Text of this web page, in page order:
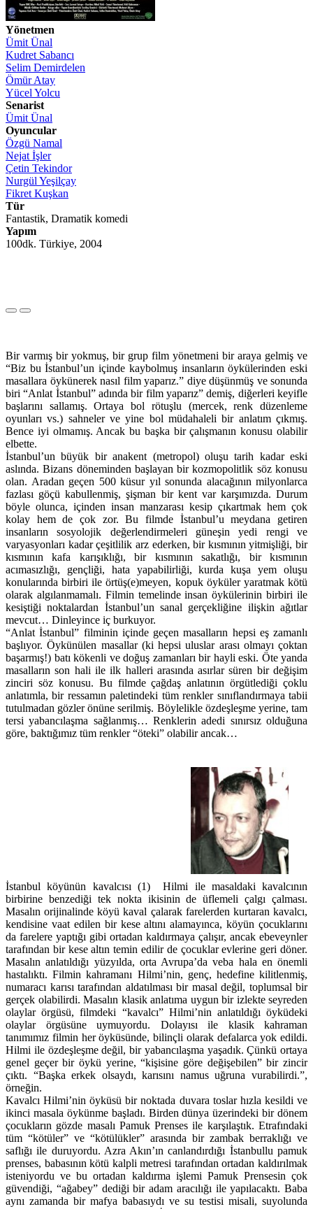
Yönetmen
Ümit Ünal
Kudret Sabancı
Selim Demirdelen
Ömür Atay
Yücel Yolcu
Senarist
Ümit Ünal
Oyuncular
Özgü Namal
Nejat İşler
Çetin Tekindor
Nurgül Yeşilçay
Fikret Kuşkan
Tür
Fantastik, Dramatik komedi
Yapım
100dk. Türkiye, 2004
Bir varmış bir yokmuş, bir grup film yönetmeni bir araya gelmiş ve
“Biz bu İstanbul’un içinde kaybolmuş insanların öykülerinden eski
masallara öykünerek nasıl film yaparız.” diye düşünmüş ve sonunda
biri “Anlat İstanbul” adında bir film yaparız” demiş, diğerleri keyifle
başlarını sallamış. Ortaya bol rötuşlu (mercek, renk düzenleme
oyunları vs.) sahneler ve yine bol müdahaleli bir anlatım çıkmış.
Bence iyi olmamış. Ancak bu başka bir çalışmanın konusu olabilir
elbette.
İstanbul’un büyük bir anakent (metropol) oluşu tarih kadar eski
aslında. Bizans döneminden başlayan bir kozmopolitlik söz konusu
olan. Aradan geçen 500 küsur yıl sonunda alacağının milyonlarca
fazlası göçü kabullenmiş, şişman bir kent var karşımızda. Durum
böyle olunca, içinden insan manzarası kesip çıkartmak hem çok
kolay hem de çok zor. Bu filmde İstanbul’u meydana getiren
insanların sosyolojik değerlendirmeleri güneşin yedi rengi ve
varyasyonları kadar çeşitlilik arz ederken, bir kısmının yitmişliği, bir
kısmının kafa karışıklığı, bir kısmının sakatlığı, bir kısmının
acımasızlığı, gençliği, hata yapabilirliği, kurda kuşa yem oluşu
konularında birbiri ile örtüş(e)meyen, kopuk öyküler yaratmak kötü
olarak algılanmamalı. Filmin temelinde insan öykülerinin birbiri ile
kesiştiği noktalardan İstanbul’un sanal gerçekliğine ilişkin ağıtlar
mevcut… Dinleyince iç burkuyor.
“Anlat İstanbul” filminin içinde geçen masalların hepsi eş zamanlı
başlıyor. Öykünülen masallar (ki hepsi uluslar arası olmayı çoktan
başarmış!) batı kökenli ve doğuş zamanları bir hayli eski. Öte yanda
masalların son hali ile ilk halleri arasında asırlar süren bir değişim
zinciri söz konusu. Bu filmde çağdaş anlatının örgütlediği çoklu
anlatımla, bir ressamın paletindeki tüm renkler sınıflandırmaya tabii
tutulmadan gözler önüne serilmiş. Böylelikle özdeşleşme yerine, tam
tersi yabancılaşma sağlanmış… Renklerin adedi sınırsız olduğuna
göre, baktığımız tüm renkler “öteki” olabilir ancak…
İstanbul köyünün kavalcısı (1) Hilmi ile masaldaki kavalcının
birbirine benzediği tek nokta ikisinin de üflemeli çalgı çalması.
Masalın orijinalinde köyü kaval çalarak farelerden kurtaran kavalcı,
kendisine vaat edilen bir kese altını alamayınca, köyün çocuklarını
da farelere yaptığı gibi ortadan kaldırmaya çalışır, ancak ebeveynler
tarafından bir kese altın temin edilir de çocuklar evlerine geri döner.
Masalın anlatıldığı yüzyılda, orta Avrupa’da veba hala en önemli
hastalıktı. Filmin kahramanı Hilmi’nin, genç, hedefine kilitlenmiş,
numaracı karısı tarafından aldatılması bir masal değil, toplumsal bir
gerçek olabilirdi. Masalın klasik anlatıma uygun bir izlekte seyreden
olaylar örgüsü, filmdeki “kavalcı” Hilmi’nin anlatıldığı öyküdeki
olaylar örgüsüne uymuyordu. Dolayısı ile klasik kahraman
tanımımız filmin her öyküsünde, bilinçli olarak defalarca yok edildi.
Hilmi ile özdeşleşme değil, bir yabancılaşma yaşadık. Çünkü ortaya
genel geçer bir öykü yerine, “kişisine göre değişebilen” bir zincir
çıktı. “Başka erkek olsaydı, karısını namus uğruna vurabilirdi.”,
örneğin.
Kavalcı Hilmi’nin öyküsü bir noktada duvara toslar hızla kesildi ve
ikinci masala öykünme başladı. Birden dünya üzerindeki bir dönem
çocukların gözde masalı Pamuk Prenses ile karşılaştık. Etrafındaki
tüm “kötüler” ve “kötülükler” arasında bir zambak berraklığı ve
saflığı ile duruyordu. Azra Akın’ın canlandırdığı İstanbullu pamuk
prenses, babasının kötü kalpli metresi tarafından ortadan kaldırılmak
isteniyordu ve bu ortadan kaldırma işlemi Pamuk Prensesin çok
güvendiği, “ağabey” dediği bir adam aracılığı ile yapılacaktı. Baba
aynı zamanda bir mafya babasıydı ve su testisi misali, suyolunda